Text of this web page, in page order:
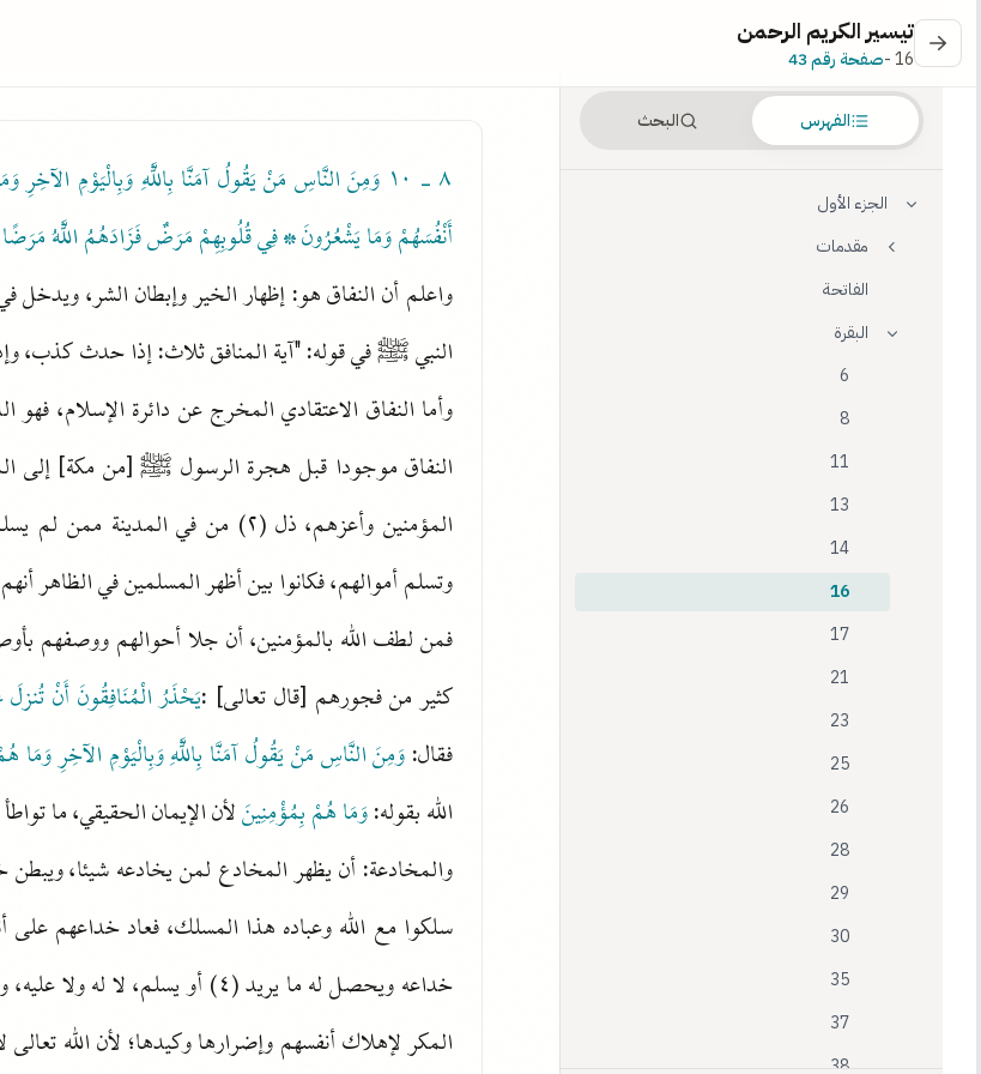
تيسير الكريم الرحمن
16 - صفحة رقم 43
الفهرس البحث
الجزء الأول
مقدمات
الفاتحة
البقرة
6
8
11
13
14
16
17
21
23
25
26
28
29
30
35
37
38
٨ - ١٠
وَمِنَ النَّاسِ مَنْ يَقُولُ آمَنَّا بِاللَّهِ وَبِالْيَوْمِ
أَنْفُسَهُمْ وَمَا يَشْعُرُونَ * فِي قُلُوبِهِمْ مَرَضٌ فَزَادَهُمُ اللَّهُ
واعلم أن النفاق هو: إظهار الخير وإبطان الشر، ويدخل
النبي ﷺ في قوله: "آية المنافق ثلاث: إذا حدث كذب،
وأما النفاق الاعتقادي المخرج عن دائرة الإسلام،
المؤمنين وأعزهم، ذل (٢) من في
وتسلم أموالهم، فكانوا بين أظهر المسلمين في الظاهر
فمن لطف الله بالمؤمنين، أن جلا أحوالهم ووصفهم
كثير من فجورهم [قال تعالى] :يَحْذَرُ الْمُنَافِقُونَ أَنْ
فقال:وَمِنَ النَّاسِ مَنْ يَقُولُ آمَنَّا بِاللَّهِ وَبِالْيَوْمِ الآخِرِ وَمَا
الله بقوله:وَمَا هُمْ بِمُؤْمِنِينَلأن الإيمان الحقيقي، ما
والمخادعة: أن يظهر المخادع لمن يخادعه شيئا،
المكر لإهلاك أنفسهم وإضرارها وكيدها؛ لأن الله